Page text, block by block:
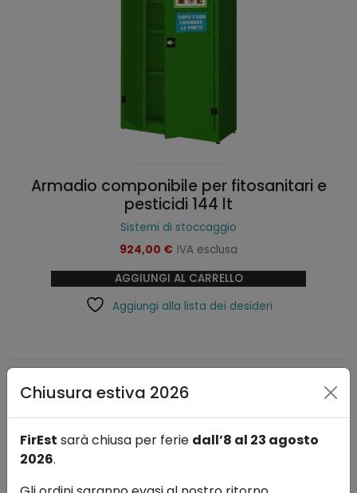
Armadio componibile per fitosanitari e
pesticidi 144 lt
Sistemi di stoccaggio
924,00 € IVA esclusa
AGGIUNGI AL CARRELLO
Aggiungi alla lista dei desideri
Chiusura estiva 2026
FirEst sarà chiusa per ferie dall’8 al 23 agosto
2026.